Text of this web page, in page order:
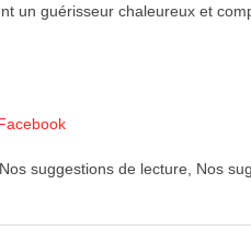
un guérisseur chaleureux et
suggestions de lecture, Nos